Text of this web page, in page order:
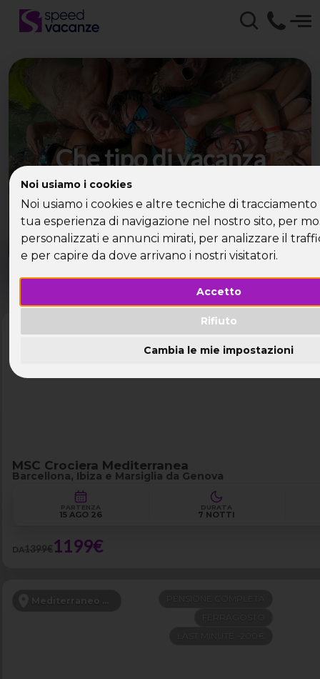
Noi usiamo i cookies
Noi usiamo i cookies e altre tecniche di
tua esperienza di navigazione nel nostro sito, per
personalizzati e annunci mirati, per analizzare il
e per capire da dove arrivano i nostri visitatori.
Accetto
Rifiuto
Cambia le mie impostazioni
Che tipo di vacanza
cerchi?
Scegli la tua destinazione tra le diverse proposte
di Speed Vacanze®
Dove? Quando?
Mediterraneo Occidentale
PARTENZA DA GENOVA
MSC Crociera Mediterranea
Barcellona, Ibiza e Marsiglia da Genova
PARTENZA
15 AGO 26
DURATA
7 NOTTI
DA1399€1199€
Mediterraneo Orientale